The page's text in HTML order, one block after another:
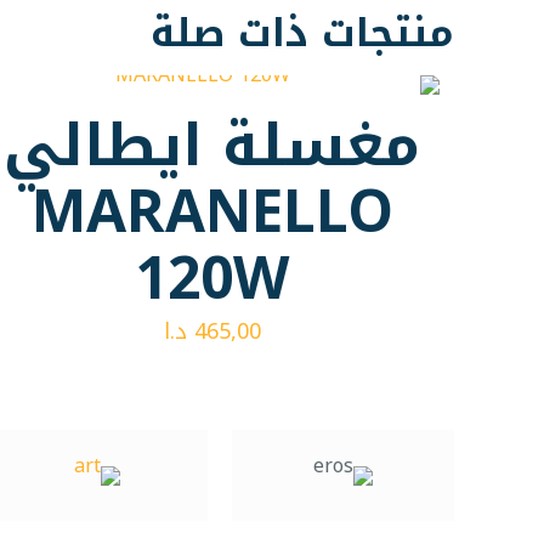
منتجات ذات صلة
مغسلة ايطالي
MARANELLO
120W
465,00 د.ا